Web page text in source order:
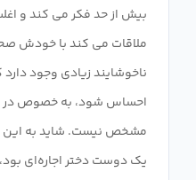
بیش از حد فکر می کند و
ملاقات می کند با خودش
ناخوشایند زیادی وجود
احساس شود، به خصوص در
مشخص نیست. شاید به این
یک دوست دختر اجاره‌ای